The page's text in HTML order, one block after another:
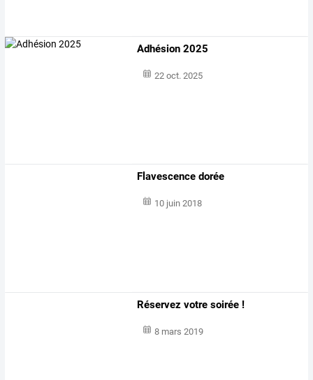
Adhésion 2025
22 oct. 2025
Flavescence dorée
10 juin 2018
Réservez votre soirée !
8 mars 2019